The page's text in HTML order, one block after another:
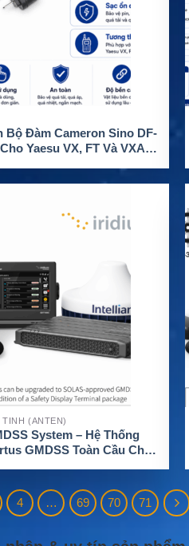
TIẾT
Bộ Đàm Cameron Sino DF-
Yaesu VX, FT Và VXA
(ANTEN)
System – Hệ Thống
GMDSS Toàn Cầu Cho
4 … 69 70 71